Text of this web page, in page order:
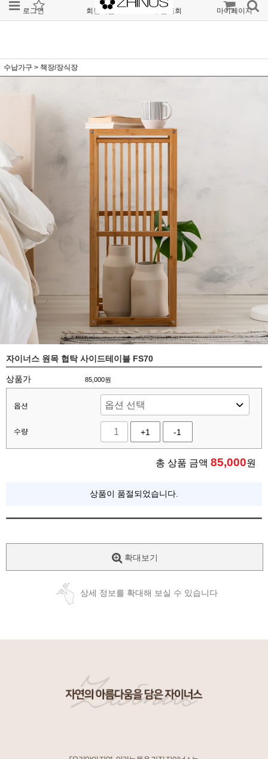
로그인 회원가입 주문조회 마이페이지
수납가구 > 책장/장식장
자이너스 원목 협탁 사이드테이블 FS70
상품가 85,000원
옵션
수량 +1 -1
총 상품 금액 85,000원
상품이 품절되었습니다.
확대보기
상세 정보를 확대해 보실 수 있습니다